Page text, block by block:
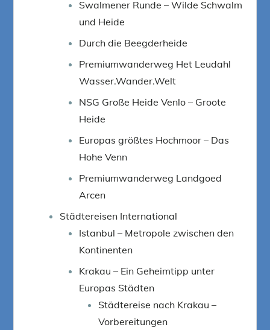
Swalmener Runde – Wilde Schwalm
und Heide
Durch die Beegderheide
Premiumwanderweg Het Leudahl
Wasser.Wander.Welt
NSG Große Heide Venlo – Groote
Heide
Europas größtes Hochmoor – Das
Hohe Venn
Premiumwanderweg Landgoed
Arcen
Städtereisen International
Istanbul – Metropole zwischen den
Kontinenten
Krakau – Ein Geheimtipp unter
Europas Städten
Städtereise nach Krakau –
Vorbereitungen